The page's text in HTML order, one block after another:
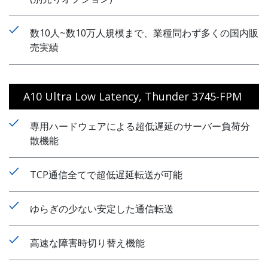
数10人~数10万人規模まで、業種問わず多くの国内販
売実績
A10 Ultra Low Latency, Thunder 3745-FPM
専用ハードウェアによる超低遅延のサーバー負荷分
散機能
TCP通信全てで超低遅延転送が可能
ゆらぎの少ない安定した通信転送
高速な障害時切り替え機能